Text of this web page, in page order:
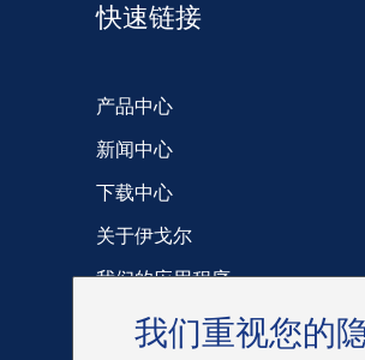
快速链接
产品中心
新闻中心
下载中心
关于伊戈尔
我们的应用程序
我们重视您的